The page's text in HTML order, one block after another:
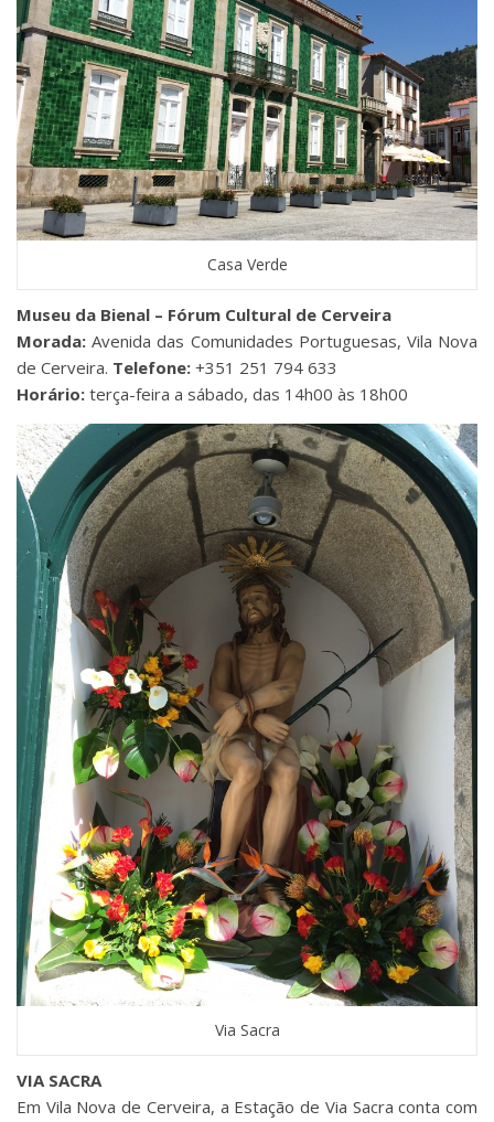
Casa Verde
Museu da Bienal – Fórum Cultural de Cerveira
Morada: Avenida das Comunidades Portuguesas, Vila Nova
de Cerveira. Telefone: +351 251 794 633
Horário: terça-feira a sábado, das 14h00 às 18h00
Via Sacra
VIA SACRA
Em Vila Nova de Cerveira, a Estação de Via Sacra conta com